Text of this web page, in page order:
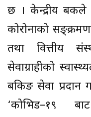
छ । केन्द्रीय बैंकले
कोरोनाको
तथा वित्तीय
सेवाग्राहीको
बैंकिङ सेवा प्रदान
‘कोभिड–१९